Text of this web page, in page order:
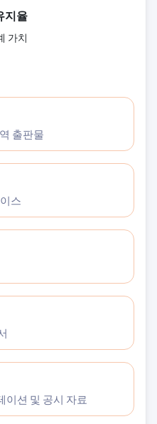
지율
가치
출판물
스
이션 및 공시 자료